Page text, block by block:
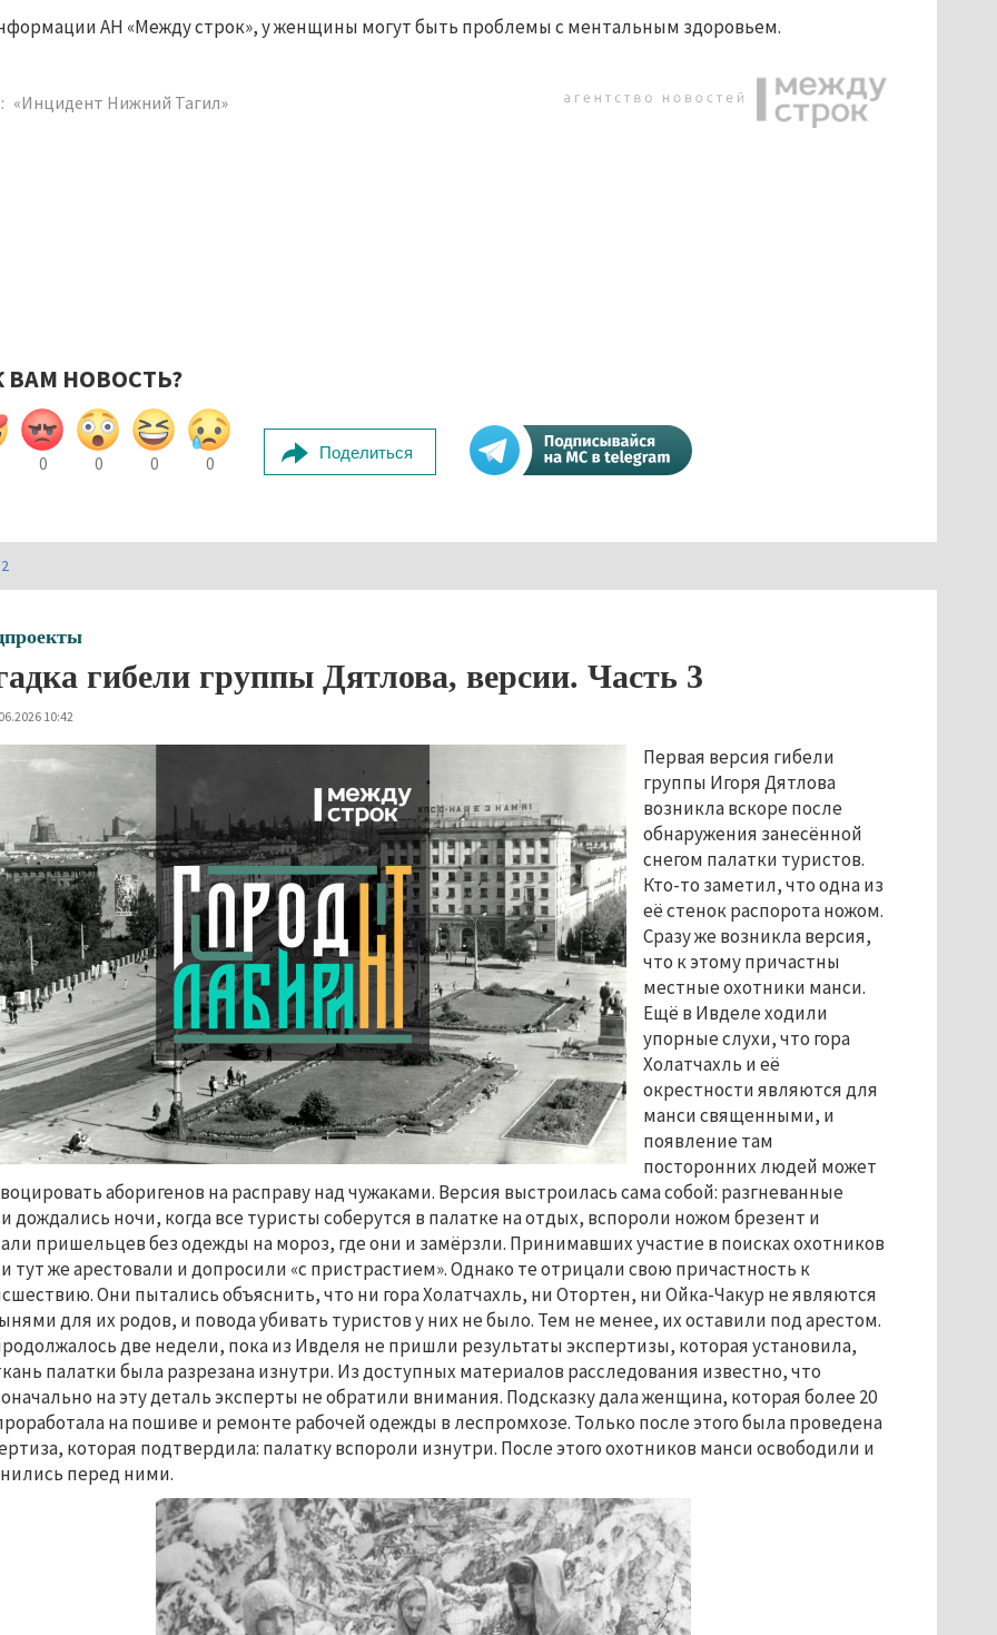
АН «Между строк», у женщины могут быть проблемы с ментальным здоровьем.
«Инцидент Нижний Тагил»
ВАМ НОВОСТЬ?
0 0 0 0
Поделиться
гибели группы Дятлова, версии. Часть 3
10:42
Первая версия гибели
группы Игоря Дятлова
возникла вскоре после
обнаружения занесённой
снегом палатки туристов.
Кто-то заметил, что одна из
её стенок распорота ножом.
Сразу же возникла версия,
что к этому причастны
местные охотники манси.
Ещё в Ивделе ходили
упорные слухи, что гора
Холатчахль и её
окрестности являются для
манси священными, и
появление там
посторонних людей может
аборигенов на расправу над чужаками. Версия выстроилась сама собой: разгневанные
дождались ночи, когда все туристы соберутся в палатке на отдых, вспороли ножом брезент и
пришельцев без одежды на мороз, где они и замёрзли. Принимавших участие в поисках охотников
тут же арестовали и допросили «с пристрастием». Однако те отрицали свою причастность к
Они пытались объяснить, что ни гора Холатчахль, ни Отортен, ни Ойка-Чакур не являются
для их родов, и повода убивать туристов у них не было. Тем не менее, их оставили под арестом.
две недели, пока из Ивделя не пришли результаты экспертизы, которая установила,
палатки была разрезана изнутри. Из доступных материалов расследования известно, что
на эту деталь эксперты не обратили внимания. Подсказку дала женщина, которая более 20
на пошиве и ремонте рабочей одежды в леспромхозе. Только после этого была проведена
которая подтвердила: палатку вспороли изнутри. После этого охотников манси освободили и
перед ними.